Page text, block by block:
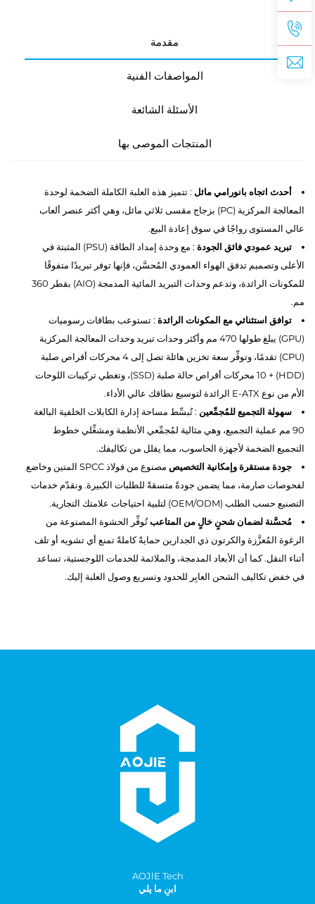
مقدمة
المواصفات الفنية
الأسئلة الشائعة
المنتجات الموصى بها
أحدث اتجاه بانورامي مائل : تتميز هذه العلبة الكاملة الضخمة لوحدة
المعالجة المركزية (PC) بزجاج مقسى ثلاثي مائل، وهي أكثر عنصر ألعاب
عالي المستوى رواجًا في سوق إعادة البيع.
تبريد عمودي فائق الجودة
: مع وحدة إمداد الطاقة (PSU) المثبتة في
الأعلى وتصميم تدفق الهواء العمودي المُحسَّن، فإنها توفر تبريدًا متفوقًا
للمكونات الرائدة، وتدعم وحدات التبريد المائية المدمجة (AIO) بقطر 360
مم.
توافق استثنائي مع المكونات الرائدة : تستوعب بطاقات رسوميات
(GPU) يبلغ طولها 470 مم وأكثر وحدات تبريد وحدات المعالجة المركزية
(CPU) تقدمًا، وتوفِّر سعة تخزين هائلة تصل إلى 4 محركات أقراص صلبة
(HDD) + 10 محركات أقراص حالة صلبة (SSD)، وتغطي تركيبات اللوحات
الأم من نوع E-ATX الرائدة لتوسيع نطاقك عالي الأداء.
سهولة التجميع للمُجمِّعين : تُبسِّط مساحة إدارة الكابلات الخلفية البالغة
90 مم عملية التجميع، وهي مثالية لمُجمِّعي الأنظمة ومشغِّلي خطوط
التجميع الضخمة لأجهزة الحاسوب، مما يقلل من تكاليفك.
جودة مستقرة وإمكانية التخصيص
مصنوع من فولاذ SPCC المتين وخاضع
لفحوصات صارمة، مما يضمن جودةً متسقةً للطلبات الكبيرة. ونقدّم خدمات
التصنيع حسب الطلب (OEM/ODM) لتلبية احتياجات علامتك التجارية.
مُحسَّنة لضمان شحنٍ خالٍ من المتاعبتُوفِّر الحشوة المصنوعة من
الرغوة المُعزَّزة والكرتون ذي الجدارين حمايةً كاملةً تمنع أي تشويه أو تلف
أثناء النقل. كما أن الأبعاد المدمجة، والملائمة للخدمات اللوجستية، تساعد
في خفض تكاليف الشحن العابِر للحدود وتسريع وصول العلبة إليك.
AOJlE Tech
ابنِ ما يلي